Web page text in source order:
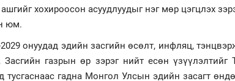
хохироосон асуудлуудыг нэг мөр цэгцлэх
юм.
онуудад эдийн засгийн өсөлт, инфляц,
Засгийн газрын өр зэрэг нийт есөн үзүүлэлтийг
тусгаснаас гадна Монгол Улсын эдийн засагт